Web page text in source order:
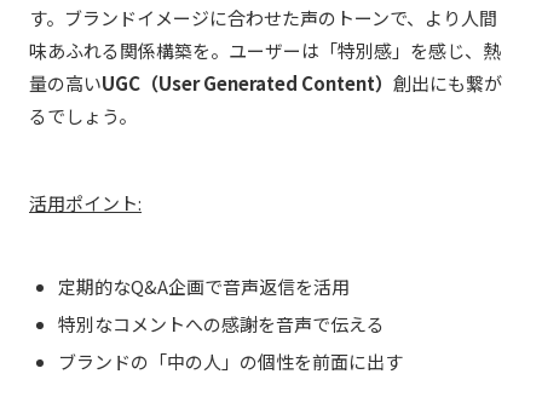
す。ブランドイメージに合わせた声のトーンで、より人間
味あふれる関係構築を。ユーザーは「特別感」を感じ、熱
量の高いUGC（User Generated Content） 創出にも繋が
るでしょう。
活用ポイント:
定期的なQ&A企画で音声返信を活用
特別なコメントへの感謝を音声で伝える
ブランドの「中の人」の個性を前面に出す